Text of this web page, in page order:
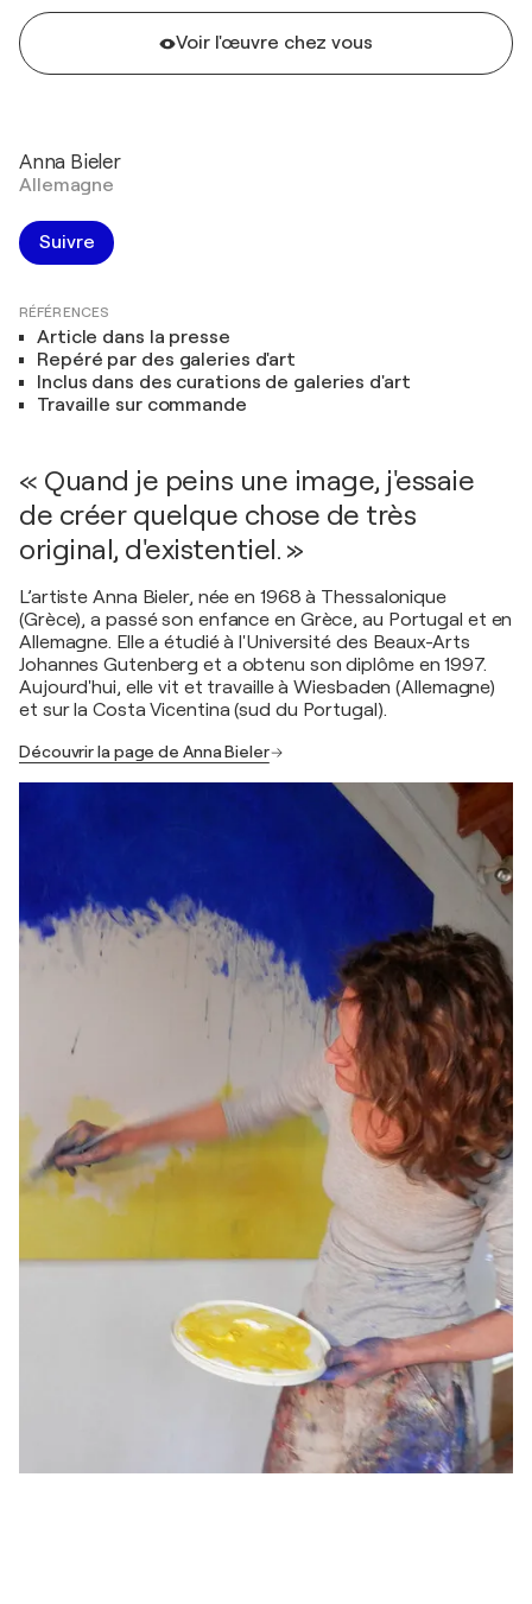
Voir l'œuvre chez vous
Anna Bieler
Allemagne
Suivre
RÉFÉRENCES
Article dans la presse
Repéré par des galeries d'art
Inclus dans des curations de galeries d'art
Travaille sur commande
« Quand je peins une image, j'essaie
de créer quelque chose de très
original, d'existentiel. »
L’artiste Anna Bieler, née en 1968 à Thessalonique
(Grèce), a passé son enfance en Grèce, au Portugal et en
Allemagne. Elle a étudié à l'Université des Beaux-Arts
Johannes Gutenberg et a obtenu son diplôme en 1997.
Aujourd'hui, elle vit et travaille à Wiesbaden (Allemagne)
et sur la Costa Vicentina (sud du Portugal).
Découvrir la page de Anna Bieler